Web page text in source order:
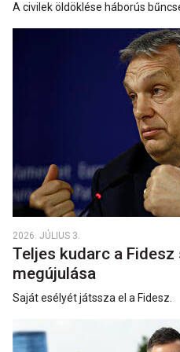
A civilek öldöklése háborús
2026. JÚLIUS 3.
Teljes kudarc a
megújulása
Saját esélyét játssza el a Fidesz.